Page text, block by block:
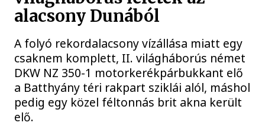
alacsony Dunából
A folyó rekordalacsony vízállása miatt egy
csaknem komplett, II. világháborús német
DKW NZ 350-1 motorkerékpárbukkant elő
a Batthyány téri rakpart sziklái alól, máshol
pedig egy közel féltonnás brit akna került
elő.